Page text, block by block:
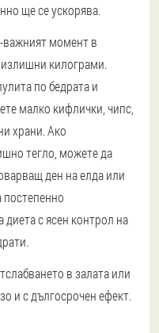
ще се ускорява.
важният момент в
килограми.
по бедрата и
малко кифлички, чипс,
храни. Ако
тегло, можете да
ден на елда или
постепенно
с ясен контрол на
в залата или
и с дългосрочен ефект.